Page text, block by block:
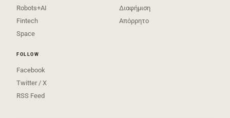
Robots+AI
Fintech
Space
Διαφήμιση
Απόρρητο
FOLLOW
Facebook
Twitter / X
RSS Feed